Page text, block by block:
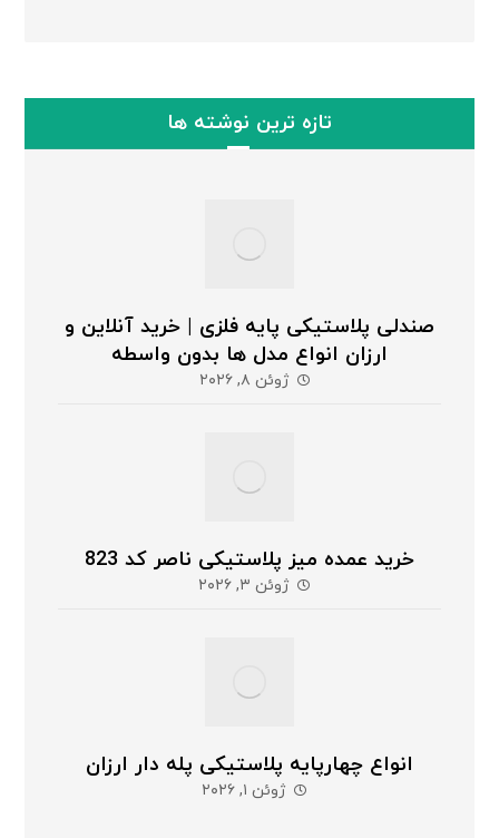
تازه ترین نوشته ها
صندلی پلاستیکی پایه فلزی | خرید آنلاین و
ارزان انواع مدل ها بدون واسطه
ژوئن ۸, ۲۰۲۶
خرید عمده میز پلاستیکی ناصر کد 823
ژوئن ۳, ۲۰۲۶
انواع چهارپایه پلاستیکی پله دار ارزان
ژوئن ۱, ۲۰۲۶